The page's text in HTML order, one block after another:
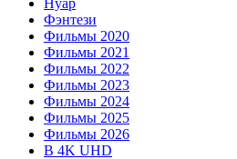
Фэнтези
Фильмы 2020
Фильмы 2021
Фильмы 2022
Фильмы 2023
Фильмы 2024
Фильмы 2025
Фильмы 2026
В 4K UHD